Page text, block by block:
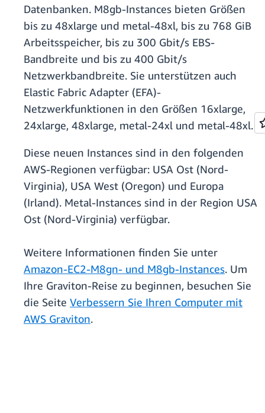
Datenbanken. M8gb-Instances bieten Größen
bis zu 48xlarge und metal-48xl, bis zu 768 GiB
Arbeitsspeicher, bis zu 300 Gbit/s EBS-
Bandbreite und bis zu 400 Gbit/s
Netzwerkbandbreite. Sie unterstützen auch
Elastic Fabric Adapter (EFA)-
Netzwerkfunktionen in den Größen 16xlarge,
24xlarge, 48xlarge, metal-24xl und metal-48xl.
Diese neuen Instances sind in den folgenden
AWS-Regionen verfügbar: USA Ost (Nord-
Virginia), USA West (Oregon) und Europa
(Irland). Metal-Instances sind in der Region USA
Ost (Nord-Virginia) verfügbar.
Weitere Informationen finden Sie unter
Amazon-EC2-M8gn- und M8gb-Instances. Um
Ihre Graviton-Reise zu beginnen, besuchen Sie
die Seite Verbessern Sie Ihren Computer mit
AWS Graviton.